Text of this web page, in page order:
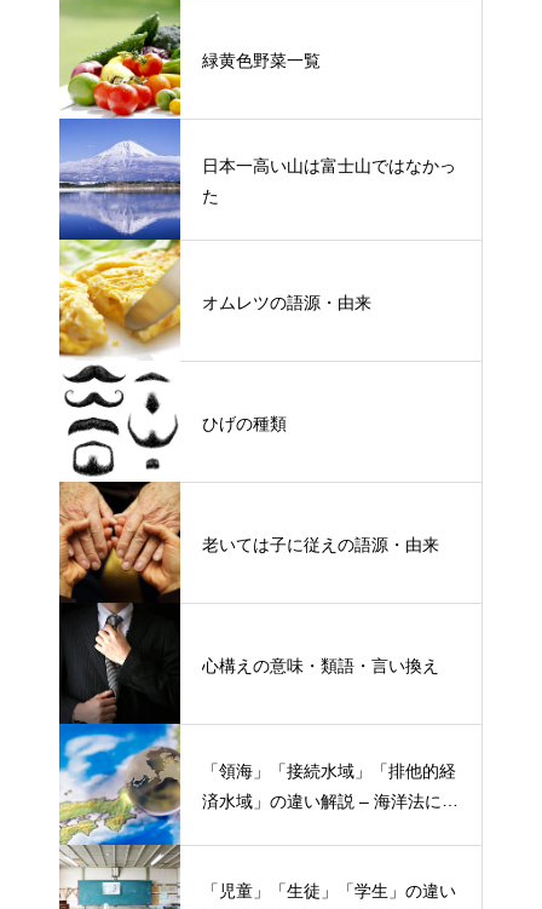
緑黄色野菜一覧
日本一高い山は富士山ではなかっ
た
オムレツの語源・由来
ひげの種類
老いては子に従えの語源・由来
心構えの意味・類語・言い換え
「領海」「接続水域」「排他的経
済水域」の違い解説 – 海洋法にお
「児童」「生徒」「学生」の違い